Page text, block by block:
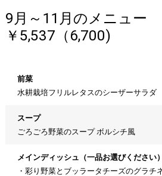
9月～11月のメニュー
￥5,537（6,700)
前菜
水耕栽培フリルレタスのシーザーサラダ
スープ
ごろごろ野菜のスープ ボルシチ風
メインディッシュ（一品お選びください）
・彩り野菜とブッラータチーズのグラチ